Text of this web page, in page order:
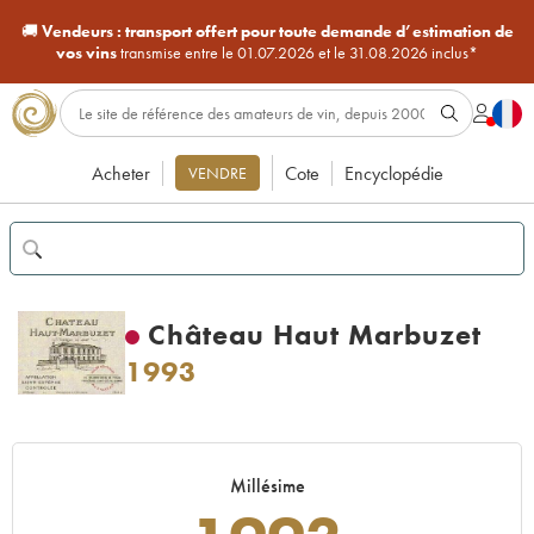
🚚Vendeurs : transport offert pour toute demande d’estimation de
vos vinstransmise entre le 01.07.2026 et le 31.08.2026 inclus*
Acheter VENDRE Cote Encyclopédie
Château Haut Marbuzet
1993
Millésime